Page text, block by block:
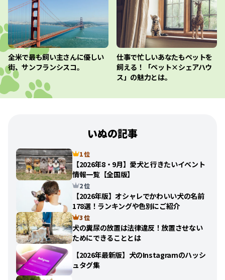
全米で最も飼い主さんに優しい
街、サンフランシスコ。
仕事で忙しいあなたもペットを
飼える！「ペット×シェアハウ
ス」の魅力とは。
いぬの記事
1 位
【2026年8・9月】愛犬と行きたいイベント
情報一覧【全国版】
2 位
【2026年版】オシャレでかわいい犬の名前
178選！ランキングや色別にご紹介
3 位
犬の糞尿の放置は法律違反！放置させない
ためにできることとは
【2026年最新版】犬のInstagramのハッシ
ュタグ集